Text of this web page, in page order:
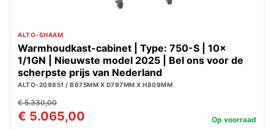
ALTO-SHAAM
Warmhoudkast-cabinet | Type: 750-S | 10x
1/1GN | Nieuwste model 2025 | Bel ons voor de
scherpste prijs van Nederland
ALTO-209851 / B675MM X D797MM X H809MM
€ 5.330,00
€ 5.065,00 Op voorraad